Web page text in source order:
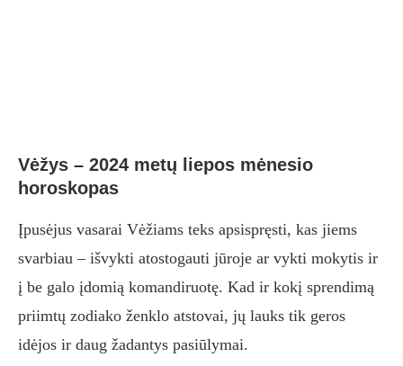
Vėžys – 2024 metų liepos mėnesio
horoskopas
Įpusėjus vasarai Vėžiams teks apsispręsti, kas jiems
svarbiau – išvykti atostogauti jūroje ar vykti mokytis ir
į be galo įdomią komandiruotę. Kad ir kokį sprendimą
priimtų zodiako ženklo atstovai, jų lauks tik geros
idėjos ir daug žadantys pasiūlymai.